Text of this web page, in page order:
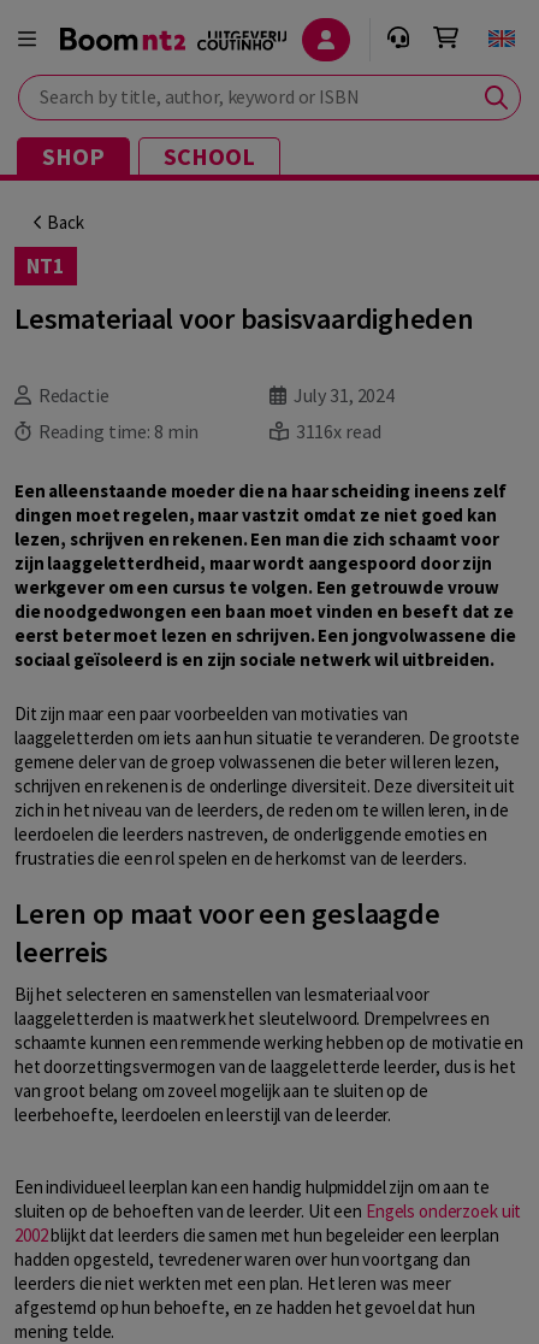
Search by title, author, keyword or ISBN
SHOP SCHOOL
Back
NT1
Lesmateriaal voor basisvaardigheden
Redactie
July 31, 2024
Reading time: 8 min 3116x read
Een alleenstaande moeder die na haar scheiding ineens zelf
dingen moet regelen, maar vastzit omdat ze niet goed kan
lezen, schrijven en rekenen. Een man die zich schaamt voor
zijn laaggeletterdheid, maar wordt aangespoord door zijn
werkgever om een cursus te volgen. Een getrouwde vrouw
die noodgedwongen een baan moet vinden en beseft dat ze
eerst beter moet lezen en schrijven. Een jongvolwassene die
sociaal geïsoleerd is en zijn sociale netwerk wil uitbreiden.
Dit zijn maar een paar voorbeelden van motivaties van
laaggeletterden om iets aan hun situatie te veranderen. De grootste
gemene deler van de groep volwassenen die beter wil leren lezen,
schrijven en rekenen is de onderlinge diversiteit. Deze diversiteit uit
zich in het niveau van de leerders, de reden om te willen leren, in de
leerdoelen die leerders nastreven, de onderliggende emoties en
frustraties die een rol spelen en de herkomst van de leerders.
Leren op maat voor een geslaagde
leerreis
Bij het selecteren en samenstellen van lesmateriaal voor
laaggeletterden is maatwerk het sleutelwoord. Drempelvrees en
schaamte kunnen een remmende werking hebben op de motivatie en
het doorzettingsvermogen van de laaggeletterde leerder, dus is het
van groot belang om zoveel mogelijk aan te sluiten op de
leerbehoefte, leerdoelen en leerstijl van de leerder.
Een individueel leerplan kan een handig hulpmiddel zijn om aan te
sluiten op de behoeften van de leerder. Uit een Engels onderzoek uit
2002blijkt dat leerders die samen met hun begeleider een leerplan
hadden opgesteld, tevredener waren over hun voortgang dan
leerders die niet werkten met een plan. Het leren was meer
afgestemd op hun behoefte, en ze hadden het gevoel dat hun
mening telde.